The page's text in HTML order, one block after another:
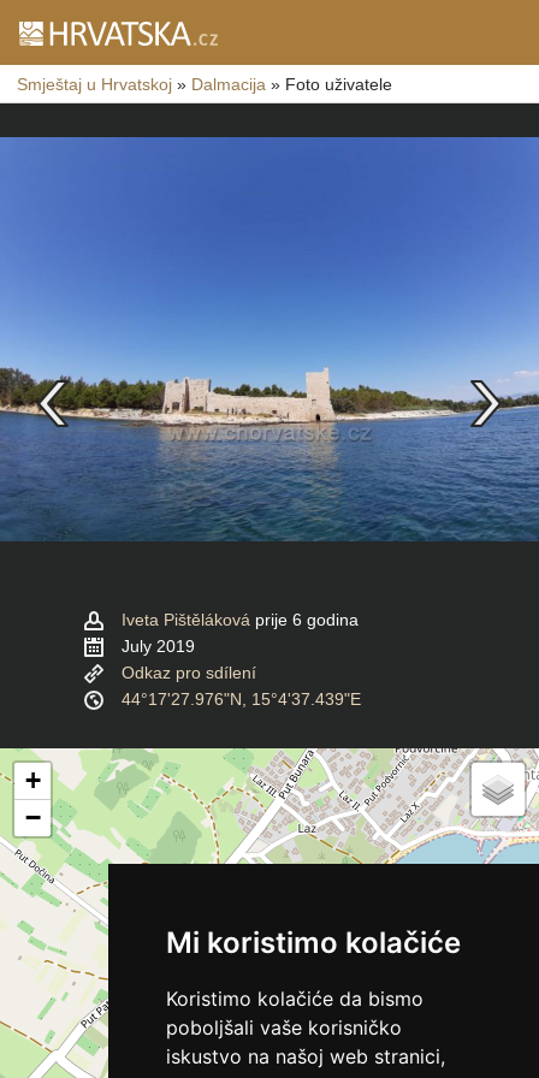
Mi koristimo kolačiće
Koristimo kolačiće da bismo
poboljšali vaše korisničko
iskustvo na našoj web stranici,
Smještaj u Hrvatskoj » Dalmacija » Foto uživatele
Iveta Pištěláková prije 6 godina
July 2019
Odkaz pro sdílení
44°17'27.976"N, 15°4'37.439"E
+
−